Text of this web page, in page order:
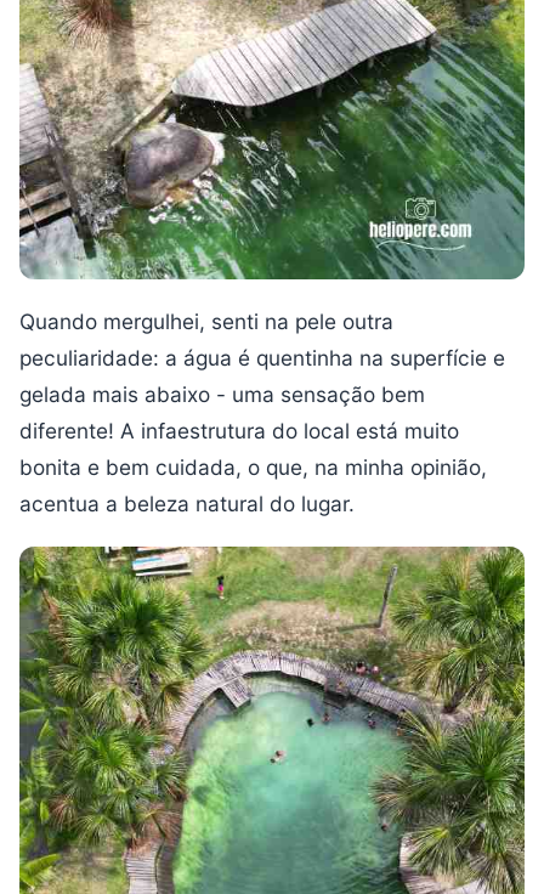
Quando mergulhei, senti na pele outra
peculiaridade: a água é quentinha na superfície e
gelada mais abaixo - uma sensação bem
diferente! A infaestrutura do local está muito
bonita e bem cuidada, o que, na minha opinião,
acentua a beleza natural do lugar.